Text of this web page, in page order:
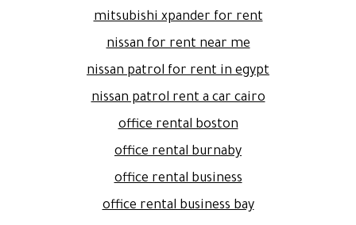
mitsubishi xpander for rent
nissan for rent near me
nissan patrol for rent in egypt
nissan patrol rent a car cairo
office rental boston
office rental burnaby
office rental business
office rental business bay